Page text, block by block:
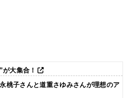
大集合！
桃子さんと道重さゆみさんが理想のア